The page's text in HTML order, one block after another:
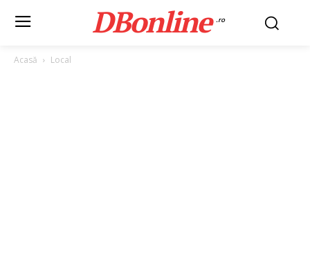
DBonline .ro
Acasă Local